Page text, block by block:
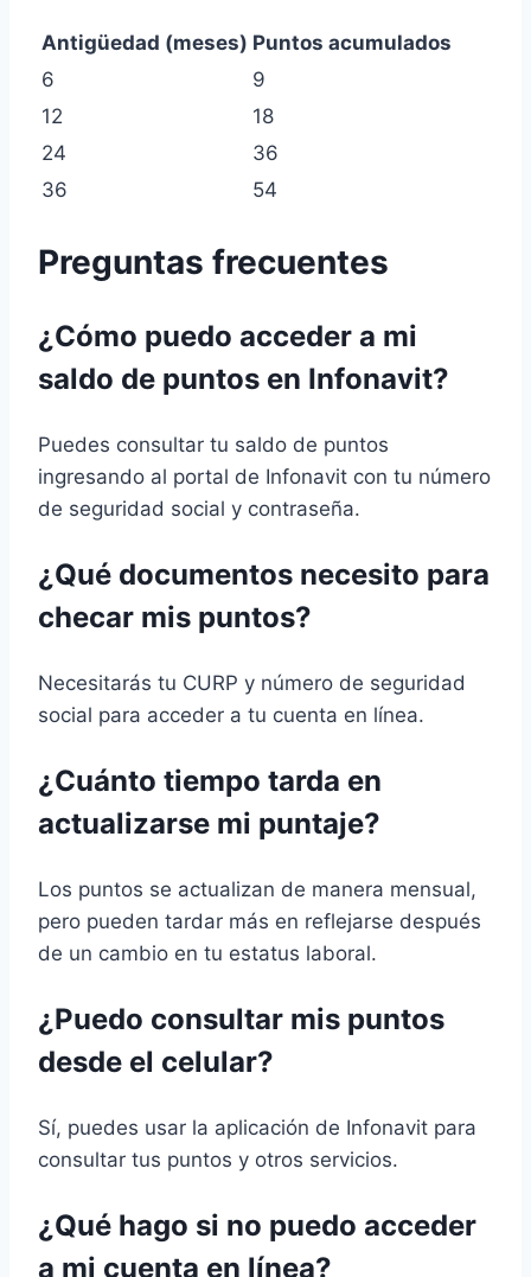
Antigüedad (meses) Puntos acumulados
6
9
12
18
24
36
36
54
Preguntas frecuentes
¿Cómo puedo acceder a mi
saldo de puntos en Infonavit?
Puedes consultar tu saldo de puntos
ingresando al portal de Infonavit con tu número
de seguridad social y contraseña.
¿Qué documentos necesito para
checar mis puntos?
Necesitarás tu CURP y número de seguridad
social para acceder a tu cuenta en línea.
¿Cuánto tiempo tarda en
actualizarse mi puntaje?
Los puntos se actualizan de manera mensual,
pero pueden tardar más en reflejarse después
de un cambio en tu estatus laboral.
¿Puedo consultar mis puntos
desde el celular?
Sí, puedes usar la aplicación de Infonavit para
consultar tus puntos y otros servicios.
¿Qué hago si no puedo acceder
a mi cuenta en línea?